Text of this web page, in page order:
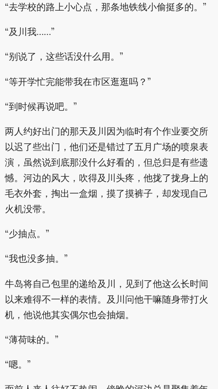
“去学校的路上小心点，那条地铁线小偷挺多的。”
“及川我……”
“别说了，这些话没什么用。”
“等开学忙完能带我在市区逛逛吗？”
“到时候再说吧。”
两人约好出门的那天及川因为临时有个作业要交所
以迟了些出门，他们还是错过了五月广场的喷泉表
演，虽然说到底那没什么好看的，但总归是有些遗
憾。河边的风大，吹得及川头疼，他拢了拢身上的
毛衣外套，掏出一盒烟，摸了摸裤子，却发现自己
火机没带。
“少抽点。”
“我也没多抽。”
牛岛将自己包里的递给及川，见到了他这么长时间
以来难得不一样的表情。及川问他干嘛随身带打火
机，他说他其实偶尔也会抽烟。
“薄荷味的。”
“嗯。”